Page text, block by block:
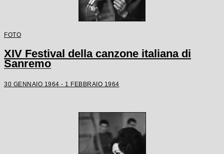
FOTO
XIV Festival della canzone italiana di
Sanremo
30 GENNAIO 1964 - 1 FEBBRAIO 1964